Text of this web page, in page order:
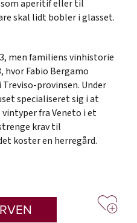
som aperitif eller til
skal lidt bobler i glasset.
men familiens vinhistorie
Fabio Bergamo
provinsen. Under
specialiseret sig i at
vintyper fra Veneto i et
krav til
koster en herregård.